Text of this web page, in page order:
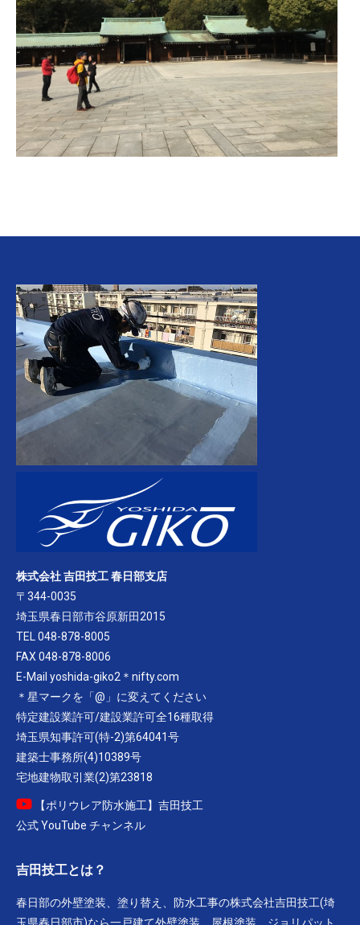
株式会社 吉田技工 春日部支店
〒344-0035
埼玉県春日部市谷原新田2015
TEL 048-878-8005
FAX 048-878-8006
E-Mail yoshida-giko2＊nifty.com
＊星マークを「@」に変えてください
特定建設業許可/建設業許可全16種取得
埼玉県知事許可(特-2)第64041号
建築士事務所(4)10389号
宅地建物取引業(2)第23818
【ポリウレア防水施工】吉田技工
公式 YouTube チャンネル
吉田技工とは？
春日部の外壁塗装、塗り替え、防水工事の株式会社吉田技工(埼